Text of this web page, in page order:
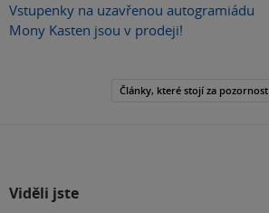
Vstupenky na uzavřenou autogramiádu
Mony Kasten jsou v prodeji!
Články, které stojí za pozornost
Viděli jste